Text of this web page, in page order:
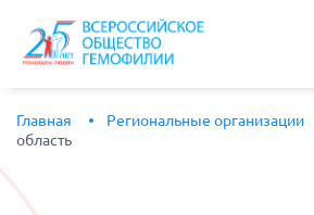
Главная Региональные организации
область